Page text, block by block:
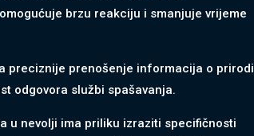
brzu reakciju i smanjuje vrijeme
preciznije prenošenje informacija o prirodi
odgovora službi spašavanja.
u nevolji ima priliku izraziti specifičnosti